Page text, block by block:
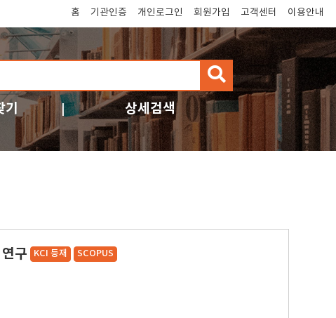
홈 기관인증 개인로그인 회원가입 고객센터 이용안내
검
색
상세검색
연구 KCI 등재 SCOPUS